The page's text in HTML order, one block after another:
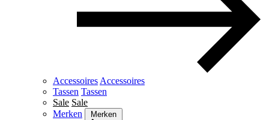
Accessoires Accessoires
Tassen Tassen
Sale Sale
Merken
Merken